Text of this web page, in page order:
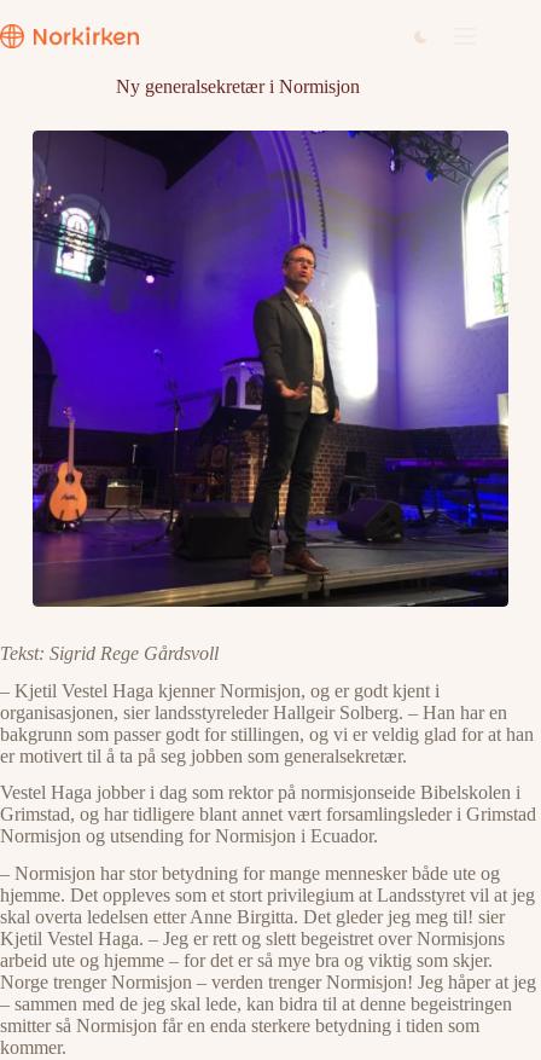
til
innholdet
Ny generalsekretær i Normisjon
Tekst: Sigrid Rege Gårdsvoll
– Kjetil Vestel Haga kjenner Normisjon, og er godt kjent i
organisasjonen, sier landsstyreleder Hallgeir Solberg. – Han har en
bakgrunn som passer godt for stillingen, og vi er veldig glad for at han
er motivert til å ta på seg jobben som generalsekretær.
Vestel Haga jobber i dag som rektor på normisjonseide Bibelskolen i
Grimstad, og har tidligere blant annet vært forsamlingsleder i Grimstad
Normisjon og utsending for Normisjon i Ecuador.
– Normisjon har stor betydning for mange mennesker både ute og
hjemme. Det oppleves som et stort privilegium at Landsstyret vil at jeg
skal overta ledelsen etter Anne Birgitta. Det gleder jeg meg til! sier
Kjetil Vestel Haga. – Jeg er rett og slett begeistret over Normisjons
arbeid ute og hjemme – for det er så mye bra og viktig som skjer.
Norge trenger Normisjon – verden trenger Normisjon! Jeg håper at jeg
– sammen med de jeg skal lede, kan bidra til at denne begeistringen
smitter så Normisjon får en enda sterkere betydning i tiden som
kommer.